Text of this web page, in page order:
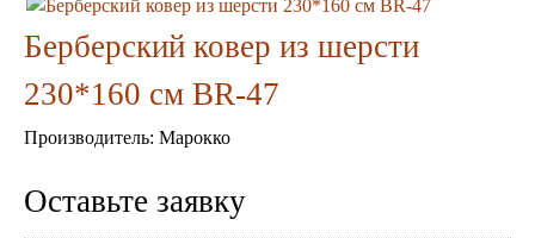
Уход за мебелью
Светильники для хамама
Кувшины и чаши в хамам
Раковины латунные и медные
Аксессуары в хамам
Текстиль для хамама
Берберский ковер из шерсти
230*160 см BR-47
Производитель: Марокко
Оставьте заявку